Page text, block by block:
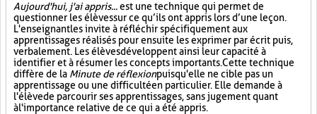
Aujourd'hui, j'ai appris...est une technique qui permet de
questionner les élèves sur ce qu’ils ont appris lors d’une leçon.
L'enseignant les invite à réfléchir spécifiquement aux
apprentissages réalisés pour ensuite les exprimer par écrit puis,
verbalement. Les élèves développent ainsi leur capacité à
identifier et à résumer les concepts importants. Cette technique
diffère de la Minute de réflexionpuisqu'elle ne cible pas un
apprentissage ou une difficulté en particulier. Elle demande à
l'élève de parcourir ses apprentissages, sans jugement quant
à l'importance relative de ce qui a été appris.